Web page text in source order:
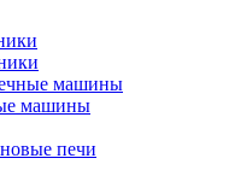
машины
машины
печи